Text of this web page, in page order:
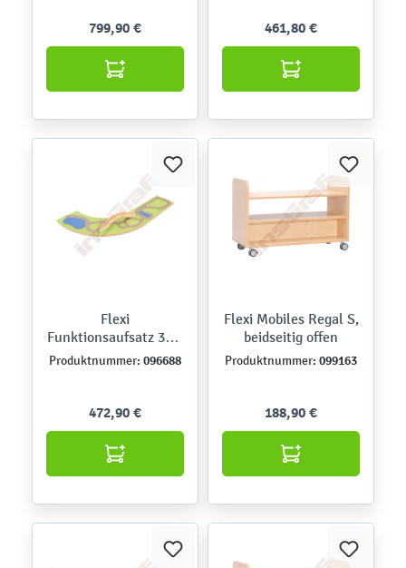
799,90 € 461,80 €
Flexi
Funktionsaufsatz 3er-
Set - Straße
Produktnummer: 096688
472,90 €
Flexi Mobiles Regal S,
beidseitig offen
Produktnummer: 099163
188,90 €